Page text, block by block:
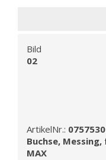
Bild
02
ArtikelNr.:
Buchse,
MAX